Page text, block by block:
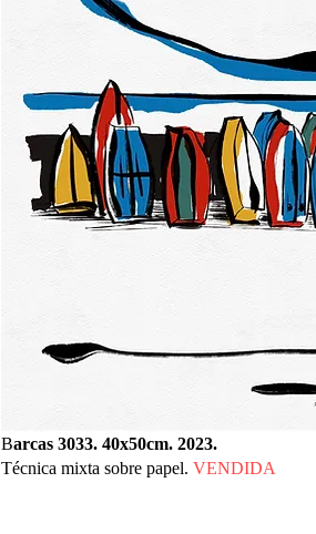
Barcas 3033. 40x50cm. 2023.
Técnica mixta sobre papel. VENDIDA